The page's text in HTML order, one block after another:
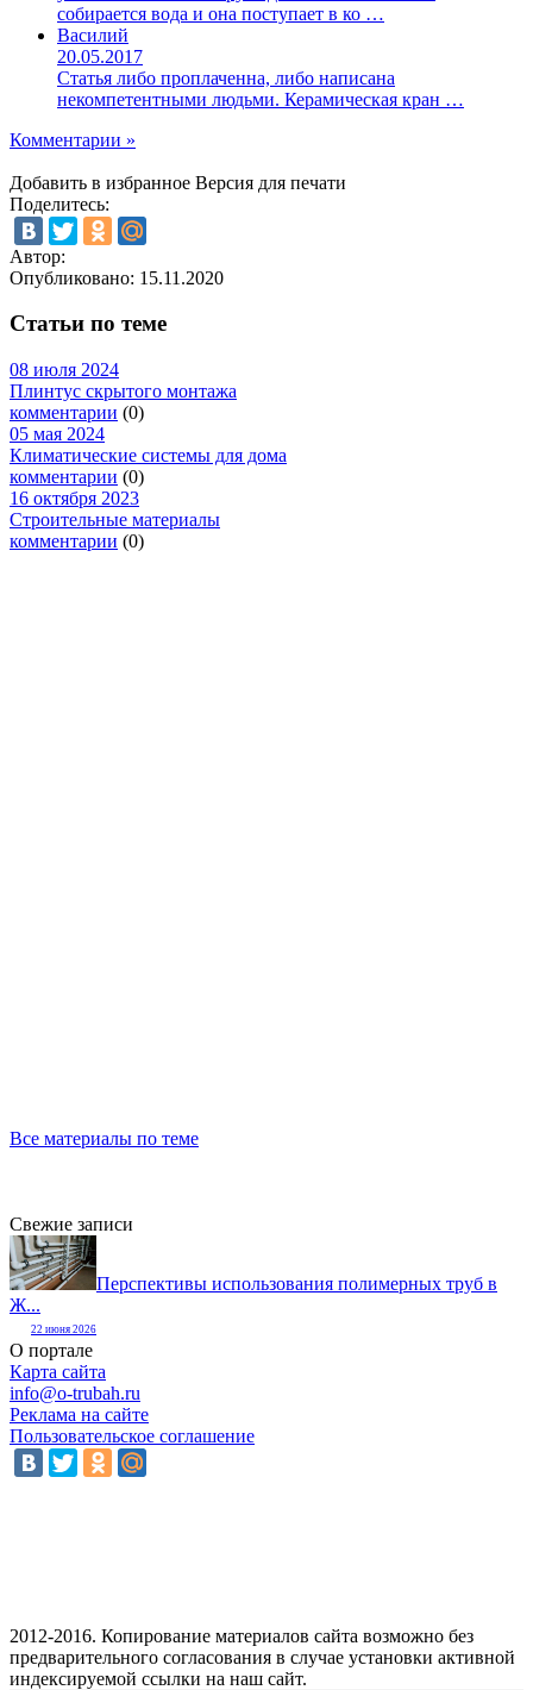
собирается вода и она поступает в ко …
Василий
20.05.2017
Статья либо проплаченна, либо написана
некомпетентными людьми. Керамическая кран …
Комментарии »
Добавить в избранное Версия для печати
Поделитесь:
Автор:
Опубликовано: 15.11.2020
Статьи по теме
08 июля 2024
Плинтус скрытого монтажа
комментарии (0)
05 мая 2024
Климатические системы для дома
комментарии (0)
16 октября 2023
Строительные материалы
комментарии (0)
Все материалы по теме
Свежие записи
Перспективы использования полимерных труб в
Ж...
22 июня 2026
О портале
Карта сайта
info@o-trubah.ru
Реклама на сайте
Пользовательское соглашение
2012-2016. Копирование материалов сайта возможно без
предварительного согласования в случае установки активной
индексируемой ссылки на наш сайт.